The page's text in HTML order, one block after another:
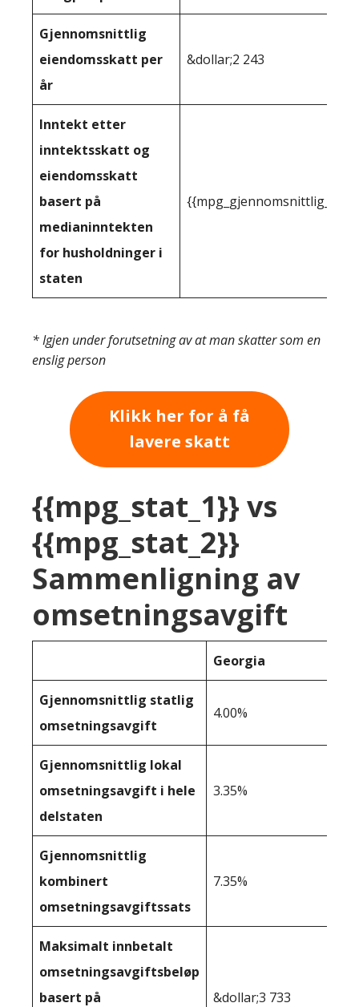
Gjennomsnittlig
eiendomsskatt per
år
&dollar;2 243
Inntekt etter
inntektsskatt og
eiendomsskatt
basert på
medianinntekten
for husholdninger i
staten
* Igjen under forutsetning av at man skatter som en
enslig person
Klikk her for å få
lavere skatt
{{mpg_stat_1}} vs
{{mpg_stat_2}}
Sammenligning av
omsetningsavgift
Georgia
Gjennomsnittlig statlig
omsetningsavgift
4.00%
Gjennomsnittlig lokal
omsetningsavgift i hele
delstaten
3.35%
Gjennomsnittlig
kombinert
omsetningsavgiftssats
7.35%
Maksimalt innbetalt
omsetningsavgiftsbeløp
basert på
&dollar;3 733